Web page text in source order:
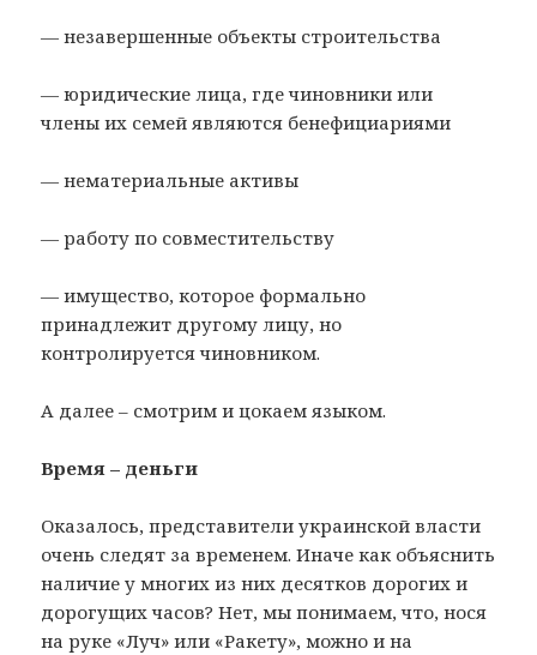
— незавершенные объекты строительства
— юридические лица, где чиновники или
члены их семей являются бенефициариями
— нематериальные активы
— работу по совместительству
— имущество, которое формально
принадлежит другому лицу, но
контролируется чиновником.
А далее – смотрим и цокаем языком.
Время – деньги
Оказалось, представители украинской власти
очень следят за временем. Иначе как объяснить
наличие у многих из них десятков дорогих и
дорогущих часов? Нет, мы понимаем, что, нося
на руке «Луч» или «Ракету», можно и на